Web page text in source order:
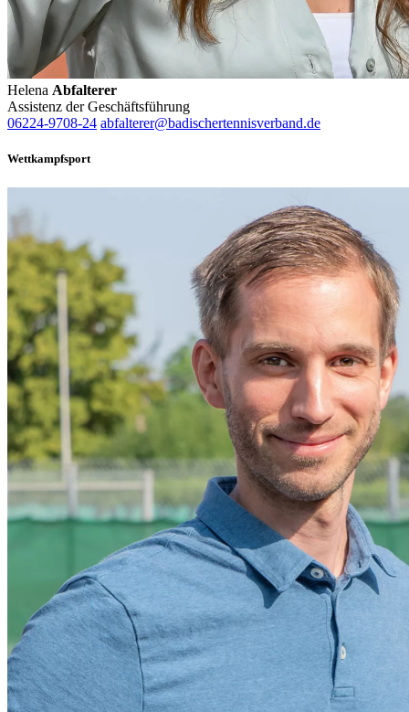
Helena Abfalterer
Assistenz der Geschäftsführung
06224-9708-24 abfalterer@badischertennisverband.de
Wettkampfsport